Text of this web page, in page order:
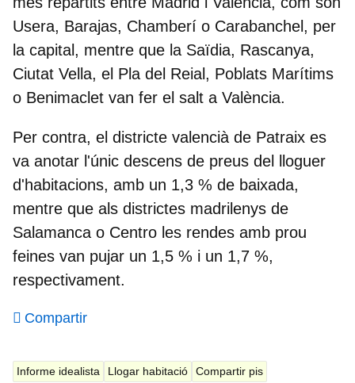
Usera, Barajas, Chamberí o Carabanchel, per
la capital, mentre que la Saïdia, Rascanya,
Ciutat Vella, el Pla del Reial, Poblats Marítims
o Benimaclet van fer el salt a València.
Per contra, el districte valencià de Patraix es
va anotar l'únic descens de preus del lloguer
d'habitacions, amb un 1,3 % de baixada,
mentre que als districtes madrilenys de
Salamanca o Centro les rendes amb prou
feines van pujar un 1,5 % i un 1,7 %,
respectivament.
Compartir
Informe idealista Llogar habitació Compartir pis